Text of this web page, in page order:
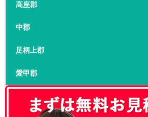
高座郡
中郡
足柄上郡
愛甲郡